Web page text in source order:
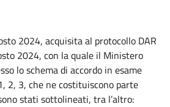
2024, acquisita al protocollo DAR
2024, con la quale il Ministero
lo schema di accordo in esame
2, 3, che ne costituiscono parte
stati sottolineati, tra l’altro: